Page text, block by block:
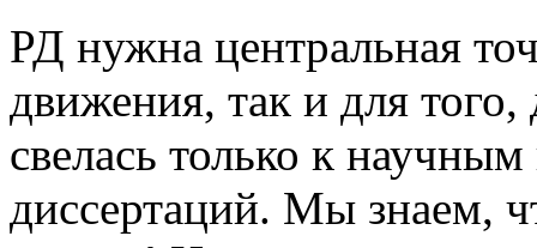
РД нужна центральная
движения, так и для
свелась только к
диссертаций. Мы знаем,